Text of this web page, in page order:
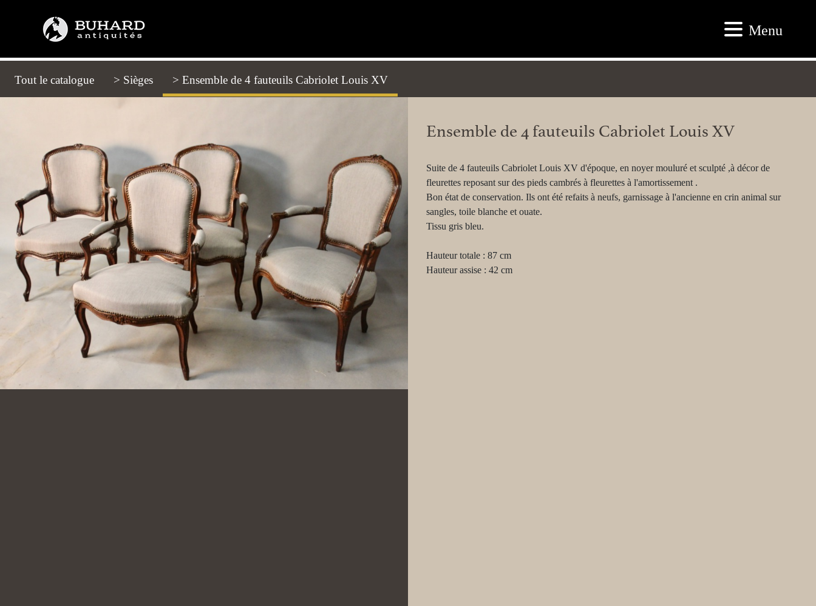
Menu
Tout le catalogue (current)
> Sièges > Ensemble de 4 fauteuils Cabriolet Louis XV
Ensemble de 4 fauteuils Cabriolet Louis XV
Suite de 4 fauteuils Cabriolet Louis XV d'époque, en noyer mouluré et sculpté ,à décor de
fleurettes reposant sur des pieds cambrés à fleurettes à l'amortissement .
Bon état de conservation. Ils ont été refaits à neufs, garnissage à l'ancienne en crin animal sur
sangles, toile blanche et ouate.
Tissu gris bleu.
Hauteur totale : 87 cm
Hauteur assise : 42 cm